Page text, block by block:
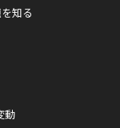
知る
動